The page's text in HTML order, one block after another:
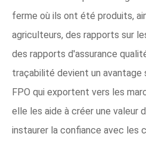
ferme où ils ont été produits,
agriculteurs, des rapports sur
des rapports d'assurance
traçabilité devient un avantage
FPO qui exportent vers les
elle les aide à créer une valeur
instaurer la confiance avec les